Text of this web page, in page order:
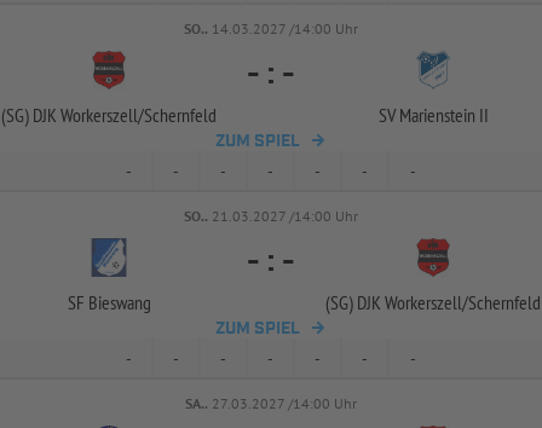
SO.. 14.03.2027 /14:00 Uhr
(SG) DJK Workerszell/Schernfeld
- : -
SV Marienstein II
ZUM SPIEL
- - - - - - -
SO.. 21.03.2027 /14:00 Uhr
SF Bieswang
- : -
(SG) DJK Workerszell/Schernfeld
ZUM SPIEL
- - - - - - -
SA.. 27.03.2027 /14:00 Uhr